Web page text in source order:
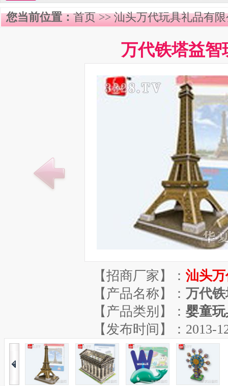
您当前位置：首页>>汕头万代玩具礼品有
万代铁塔益智
【招商厂家】： 汕头
【产品名称】： 万代
【产品类别】： 婴童
【发布时间】：2013-